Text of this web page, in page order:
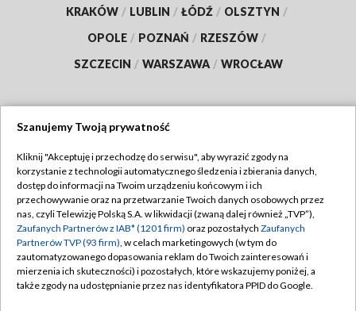
KRAKÓW / LUBLIN / ŁÓDŹ / OLSZTYN /
OPOLE / POZNAŃ / RZESZÓW /
SZCZECIN / WARSZAWA / WROCŁAW
TVP
Abonament TVP
Emisja w TVP
Centrum informacji TVP
Naziemna Telewizja Cyfrowa
Regulamin TVP
Polityka prywatności
Moje zgody
Pomoc
Szanujemy Twoją prywatność
Kliknij "Akceptuję i przechodzę do serwisu", aby wyrazić zgody na
korzystanie z technologii automatycznego śledzenia i zbierania danych,
dostęp do informacji na Twoim urządzeniu końcowym i ich
przechowywanie oraz na przetwarzanie Twoich danych osobowych przez
nas, czyli Telewizję Polską S.A. w likwidacji (zwaną dalej również „TVP”),
Zaufanych Partnerów z IAB* (1201 firm) oraz pozostałych Zaufanych
Partnerów TVP (93 firm), w celach marketingowych (w tym do
zautomatyzowanego dopasowania reklam do Twoich zainteresowań i
mierzenia ich skuteczności) i pozostałych, które wskazujemy poniżej, a
także zgody na udostępnianie przez nas identyfikatora PPID do Google.